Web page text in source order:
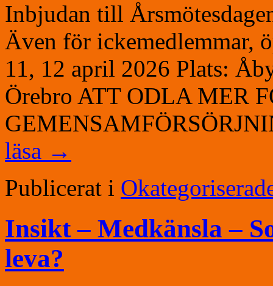
Inbjudan till
Även för ickemedlemmar,
11, 12 april 2026 Plats:
Örebro ATT ODLA MER
läsa →
Publicerat i
Insikt – Medkänsla –
leva?